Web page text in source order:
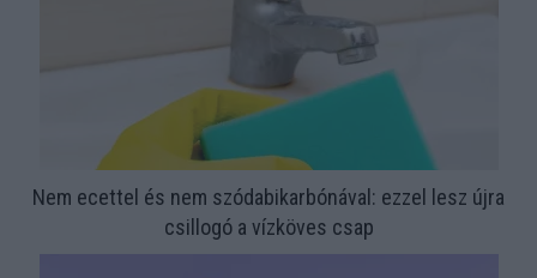
Nem ecettel és nem szódabikarbónával: ezzel lesz újra
csillogó a vízköves csap